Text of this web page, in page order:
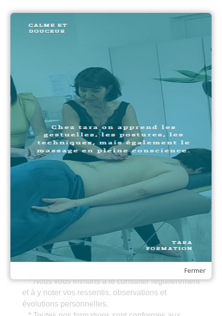
Modalités d'évaluation et
Obtention d'une évaluation de
fin de formation
L'évaluation se fait de manière continue tout au
long de la formation de façon à aider chacun
dans son apprentissage et favoriser sa
progression.
Le formateur complète en fin de formation une
fiche d’évaluation individuelle
Le stagiaire complète en fin de formation un
questionnaire d’auto évaluation.
Chacun de nos livrets stagiaires a été conçu pour
vous accompagner tout au long de votre
apprentissage. Il constitue un support
pédagogique et pratique, vous permettant de
comprendre l’esprit de chacune de nos formations,
d’intégrer les techniques enseignées et de
* Nous vous invitons à le consulter régulièrement
et à y noter vos ressentis, observations et
évolutions personnelles.
Fermer